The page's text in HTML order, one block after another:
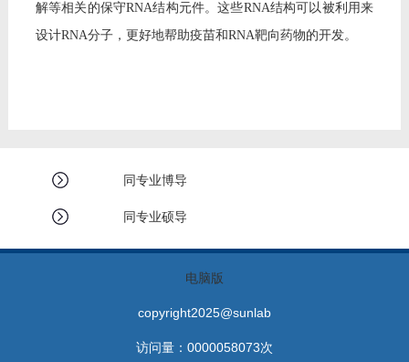
解等相关的保守RNA结构元件。这些RNA结构可以被利用来
设计RNA分子，更好地帮助疫苗和RNA靶向药物的开发。
同专业博导
同专业硕导
电脑版
copyright2025@sunlab
访问量： 0000058073次